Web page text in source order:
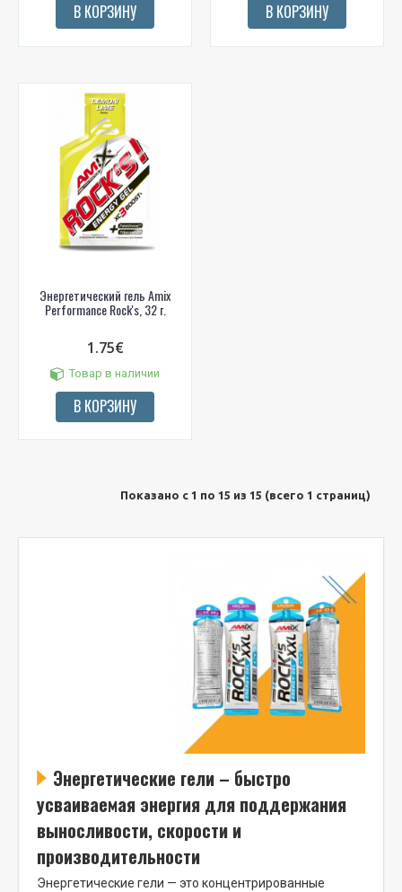
В КОРЗИНУ В КОРЗИНУ
Энергетический гель Amix
Performance Rock's, 32 г.
1.75€
Товар в наличии
В КОРЗИНУ
Показано с 1 по 15 из 15 (всего 1 страниц)
Энергетические гели – быстро
усваиваемая энергия для поддержания
выносливости, скорости и
производительности
Энергетические гели — это концентрированные